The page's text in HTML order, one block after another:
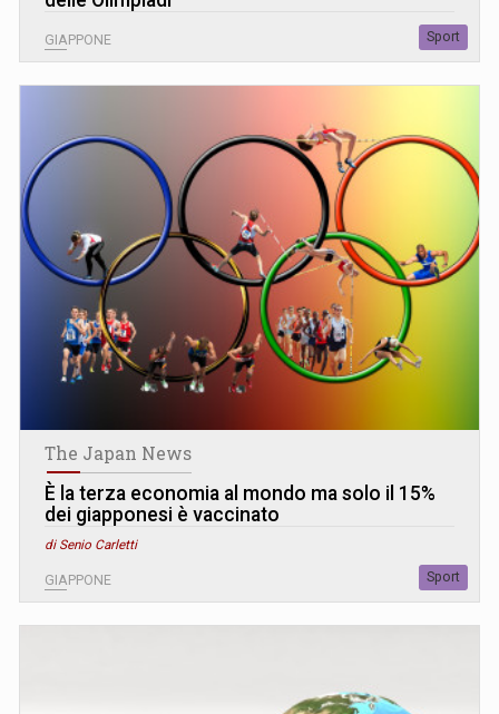
GIAPPONE Sport
The Japan News
È la terza economia al mondo ma solo il 15%
dei giapponesi è vaccinato
di Senio Carletti
GIAPPONE Sport